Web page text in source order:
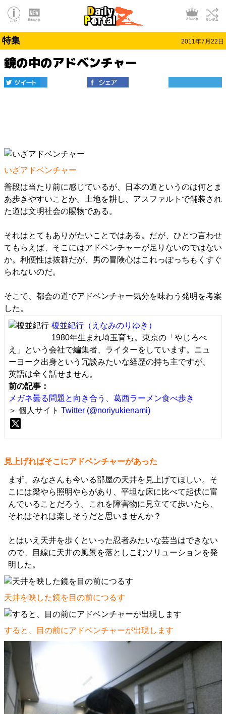
特集 2011年7月22日
鏡の中のアドベンチャー
いざアドベンチャー
普段は当たり前に感じているが、日本の道というのは何とま
あ歩きやすいことか。土地を耕し、アスファルトで舗装され
た道は文明社会の賜物である。
それはとてもありがたいことではある。だが、ひとつ言わせ
てもらえば、そこにはアドベンチャーが足りないのではない
か。利便性は抜群だが、男の冒険心はこれっぽっちもくすぐ
られないのだ。
そこで、都会の道でアドベンチャー気分を味わう発明を考案
した。
榎並紀行 （えなみのりゆき）
1980年生まれ埼玉育ち。東京の「やじろべ
え」という会社で編集者、ライターをしています。ニュ
ーヨーク出身という冗談みたいな経歴の持ち主ですが、
英語は全く話せません。
前の記事：
メガネ曇る問題と向き合う、葛西ラーメン食べ歩き
＞ 個人サイト Twitter (@noriyukienami)
見上げればそこにアドベンチャーがあった
まず、みなさんも今いる部屋の天井を見上げてほしい。そ
こには梁やら照明やらがあり、平坦な床に比べて起伏に富
んでいることだろう。これを障害物に見立てて歩いたら、
それはそれは楽しそうだと思いませんか？
とはいえ天井を歩くといった忍者みたいな芸当はできない
ので、目線に天井の風景を落としこむソリューションを発
明した。
天井を映した鏡を目の前につるす
すると、目の前にアドベンチャーが出現します